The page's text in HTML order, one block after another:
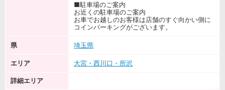
■駐車場のご案内
お近くの駐車場のご案内
お車でお越しのお客様は店舗のすぐ向かい側に
コインパーキングがございます。
県 埼玉県
エリア 大宮・西川口・所沢
詳細エリア